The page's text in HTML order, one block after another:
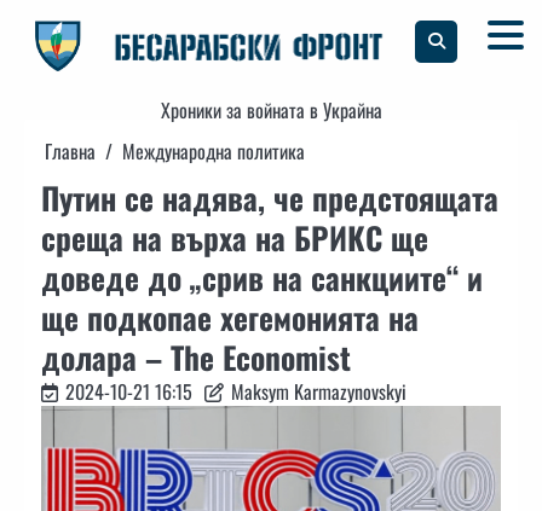
content
Хроники за войната в Украйна
Главна
Международна политика
Путин се надява, че предстоящата
среща на върха на БРИКС ще
доведе до „срив на санкциите“ и
ще подкопае хегемонията на
долара – The Economist
2024-10-21 16:15 Maksym Karmazynovskyi